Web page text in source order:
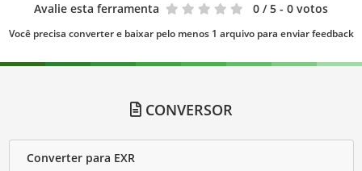
Avalie esta ferramenta 0 / 5 - 0 votos
Você precisa converter e baixar pelo menos 1 arquivo para enviar feedback
CONVERSOR
Converter para EXR